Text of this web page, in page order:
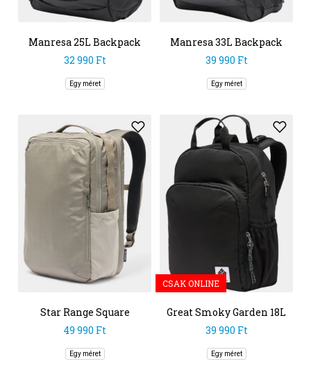
Manresa 25L Backpack
32 990 Ft
Egy méret
Manresa 33L Backpack
39 990 Ft
Egy méret
Star Range Square
Backpack M
49 990 Ft
Egy méret
CSAK ONLINE
Great Smoky Garden 18L
Backpack
39 990 Ft
Egy méret